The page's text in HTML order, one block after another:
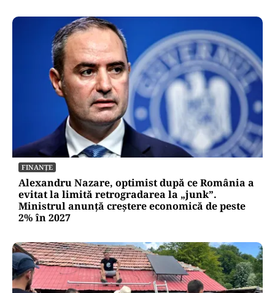
FINANȚE
Alexandru Nazare, optimist după ce România a
evitat la limită retrogradarea la „junk”.
Ministrul anunță creștere economică de peste
2% în 2027